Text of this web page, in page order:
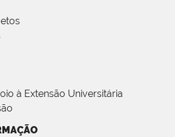
à Extensão Universitária